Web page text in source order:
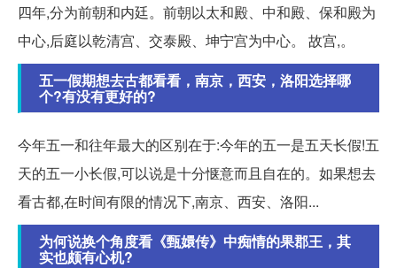
四年,分为前朝和内廷。前朝以太和殿、中和殿、保和殿为
中心,后庭以乾清宫、交泰殿、坤宁宫为中心。 故宫,。
五一假期想去古都看看，南京，西安，洛阳选择哪
个?有没有更好的?
今年五一和往年最大的区别在于:今年的五一是五天长假!五
天的五一小长假,可以说是十分惬意而且自在的。如果想去
看古都,在时间有限的情况下,南京、西安、洛阳...
为何说换个角度看《甄嬛传》中痴情的果郡王，其
实也颇有心机?